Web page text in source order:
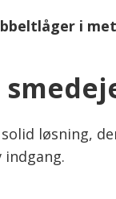
i
løsning,